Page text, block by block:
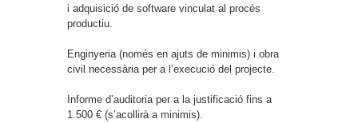
i adquisició de software vinculat al procés
productiu.
Enginyeria (només en ajuts de minimis) i obra
civil necessària per a l’execució del projecte.
Informe d’auditoria per a la justificació fins a
1.500 € (s’acollirà a minimis).